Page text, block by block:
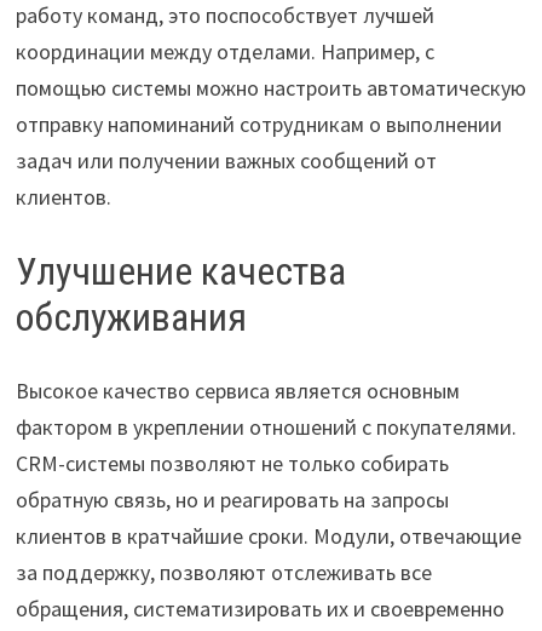
работу команд, это поспособствует лучшей
координации между отделами. Например, с
помощью системы можно настроить автоматическую
отправку напоминаний сотрудникам о выполнении
задач или получении важных сообщений от
клиентов.
Улучшение качества
обслуживания
Высокое качество сервиса является основным
фактором в укреплении отношений с покупателями.
CRM-системы позволяют не только собирать
обратную связь, но и реагировать на запросы
клиентов в кратчайшие сроки. Модули, отвечающие
за поддержку, позволяют отслеживать все
обращения, систематизировать их и своевременно